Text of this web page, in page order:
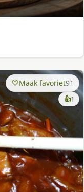
Maak favoriet91
👍1